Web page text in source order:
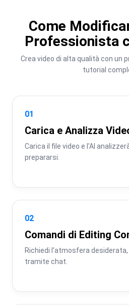
Come
Professionista
Crea video di alta qualità con un
tutorial
01
Carica e Analizza
Carica il file video e l'AI
prepararsi.
02
Comandi di Editing
Richiedi l'atmosfera
tramite chat.